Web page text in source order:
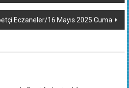
Eczaneler/16 Mayıs 2025 Cuma